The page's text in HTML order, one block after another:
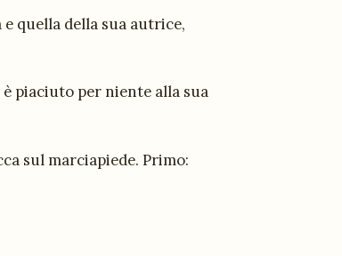
quella della sua autrice,
piaciuto per niente alla sua
sul marciapiede. Primo: